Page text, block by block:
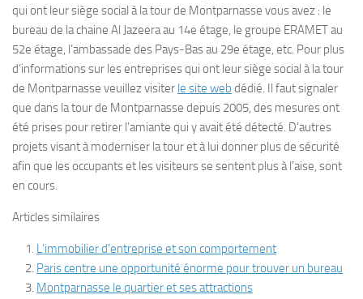
qui ont leur siège social à la tour de Montparnasse vous avez : le
bureau de la chaine Al Jazeera au 14e étage, le groupe ERAMET au
52e étage, l’ambassade des Pays-Bas au 29e étage, etc. Pour plus
d’informations sur les entreprises qui ont leur siège social à la tour
de Montparnasse veuillez visiter le site web dédié. Il faut signaler
que dans la tour de Montparnasse depuis 2005, des mesures ont
été prises pour retirer l’amiante qui y avait été détecté. D’autres
projets visant à moderniser la tour et à lui donner plus de sécurité
afin que les occupants et les visiteurs se sentent plus à l’aise, sont
en cours.
Articles similaires
L’immobilier d’entreprise et son comportement
Paris centre une opportunité énorme pour trouver un bureau
Montparnasse le quartier et ses attractions